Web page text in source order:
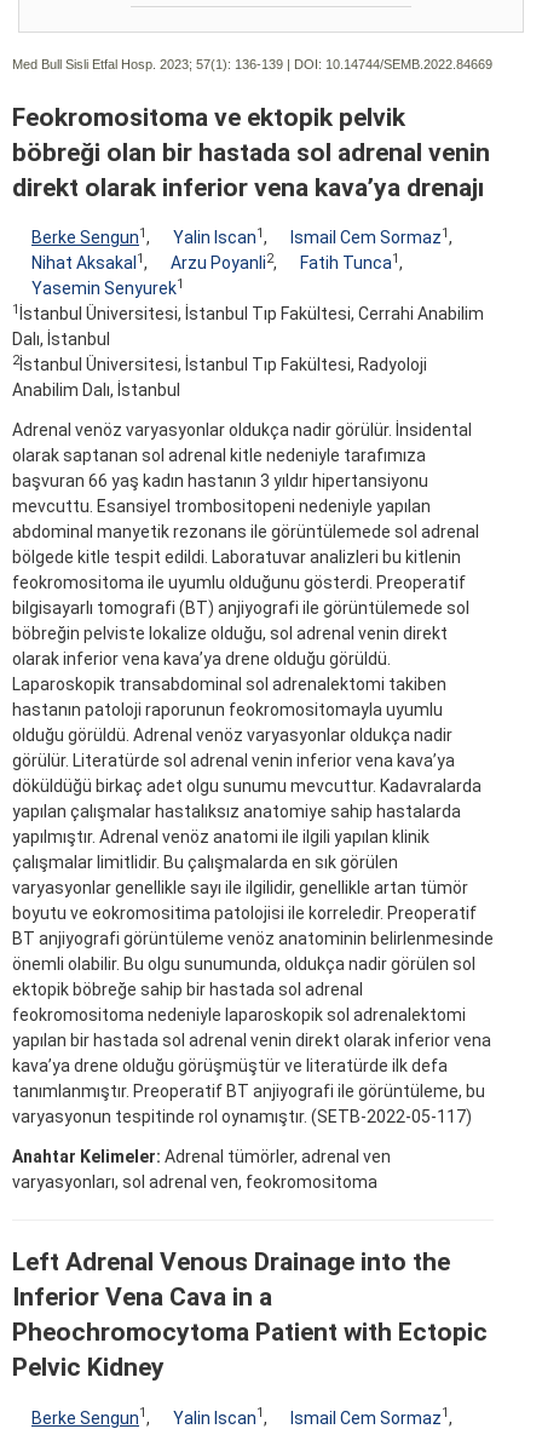
Med Bull Sisli Etfal Hosp. 2023; 57(1): 136-139 | DOI: 10.14744/SEMB.2022.84669
Feokromositoma ve ektopik pelvik
böbreği olan bir hastada sol adrenal venin
direkt olarak inferior vena kava’ya drenajı
Berke Sengun1, Yalin Iscan1, Ismail Cem Sormaz1,
Nihat Aksakal 1, Arzu Poyanli2, Fatih Tunca1,
Yasemin Senyurek1
1 İstanbul Üniversitesi, İstanbul Tıp Fakültesi, Cerrahi Anabilim
Dalı, İstanbul
2İstanbul Üniversitesi, İstanbul Tıp Fakültesi, Radyoloji
Anabilim Dalı, İstanbul
Adrenal venöz varyasyonlar oldukça nadir görülür. İnsidental
olarak saptanan sol adrenal kitle nedeniyle tarafımıza
başvuran 66 yaş kadın hastanın 3 yıldır hipertansiyonu
mevcuttu. Esansiyel trombositopeni nedeniyle yapılan
abdominal manyetik rezonans ile görüntülemede sol adrenal
bölgede kitle tespit edildi. Laboratuvar analizleri bu kitlenin
feokromositoma ile uyumlu olduğunu gösterdi. Preoperatif
bilgisayarlı tomografi (BT) anjiyografi ile görüntülemede sol
böbreğin pelviste lokalize olduğu, sol adrenal venin direkt
olarak inferior vena kava’ya drene olduğu görüldü.
Laparoskopik transabdominal sol adrenalektomi takiben
hastanın patoloji raporunun feokromositomayla uyumlu
olduğu görüldü. Adrenal venöz varyasyonlar oldukça nadir
görülür. Literatürde sol adrenal venin inferior vena kava’ya
döküldüğü birkaç adet olgu sunumu mevcuttur. Kadavralarda
yapılan çalışmalar hastalıksız anatomiye sahip hastalarda
yapılmıştır. Adrenal venöz anatomi ile ilgili yapılan klinik
çalışmalar limitlidir. Bu çalışmalarda en sık görülen
varyasyonlar genellikle sayı ile ilgilidir, genellikle artan tümör
boyutu ve eokromositima patolojisi ile korreledir. Preoperatif
BT anjiyografi görüntüleme venöz anatominin belirlenmesinde
önemli olabilir. Bu olgu sunumunda, oldukça nadir görülen sol
ektopik böbreğe sahip bir hastada sol adrenal
feokromositoma nedeniyle laparoskopik sol adrenalektomi
yapılan bir hastada sol adrenal venin direkt olarak inferior vena
kava’ya drene olduğu görüşmüştür ve literatürde ilk defa
tanımlanmıştır. Preoperatif BT anjiyografi ile görüntüleme, bu
varyasyonun tespitinde rol oynamıştır. (SETB-2022-05-117)
Anahtar Kelimeler: Adrenal tümörler, adrenal ven
varyasyonları, sol adrenal ven, feokromositoma
Left Adrenal Venous Drainage into the
Inferior Vena Cava in a
Pheochromocytoma Patient with Ectopic
Pelvic Kidney
Berke Sengun1 , Yalin Iscan1 , Ismail Cem Sormaz1 ,